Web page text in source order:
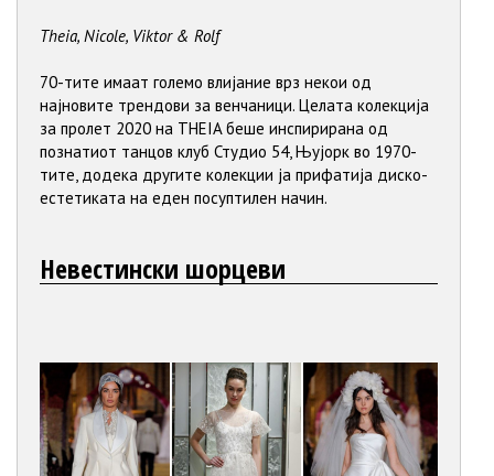
Theia, Nicole, Viktor & Rolf
70-тите имаат големо влијание врз некои од
најновите трендови за венчаници. Целата колекција
за пролет 2020 на THEIA беше инспирирана од
познатиот танцов клуб Студио 54, Њујорк во 1970-
тите, додека другите колекции ја прифатија диско-
естетиката на еден посуптилен начин.
Невестински шорцеви